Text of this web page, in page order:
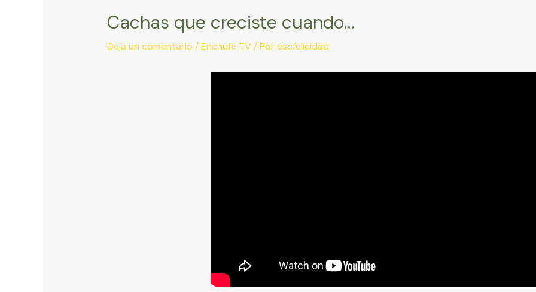
Cachas que creciste cuando…
Deja un comentario /Enchufe TV/ Porescfelicidad